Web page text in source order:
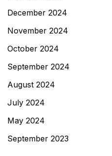
December 2024
November 2024
October 2024
September 2024
August 2024
July 2024
May 2024
September 2023